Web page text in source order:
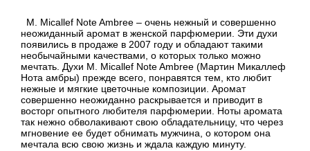
M. Micallef Note Ambree – очень нежный и совершенно
неожиданный аромат в женской парфюмерии. Эти духи
появились в продаже в 2007 году и обладают такими
необычайными качествами, о которых только можно
мечтать. Духи M. Micallef Note Ambree (Мартин Микаллеф
Нота амбры) прежде всего, понравятся тем, кто любит
нежные и мягкие цветочные композиции. Аромат
совершенно неожиданно раскрывается и приводит в
восторг опытного любителя парфюмерии. Ноты аромата
так нежно обволакивают свою обладательницу, что через
мгновение ее будет обнимать мужчина, о котором она
мечтала всю свою жизнь и ждала каждую минуту.